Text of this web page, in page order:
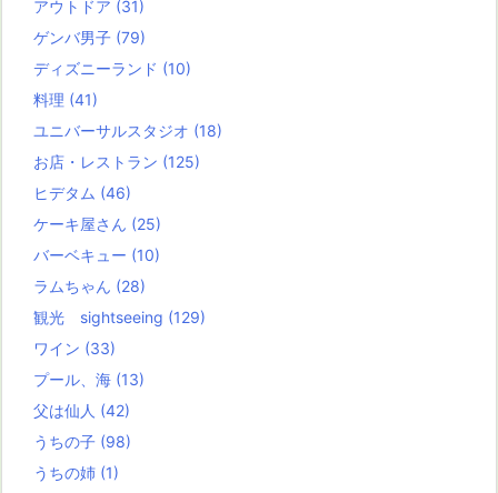
アウトドア (31)
ゲンバ男子 (79)
ディズニーランド (10)
料理 (41)
ユニバーサルスタジオ (18)
お店・レストラン (125)
ヒデタム (46)
ケーキ屋さん (25)
バーベキュー (10)
ラムちゃん (28)
観光 sightseeing (129)
ワイン (33)
プール、海 (13)
父は仙人 (42)
うちの子 (98)
うちの姉 (1)